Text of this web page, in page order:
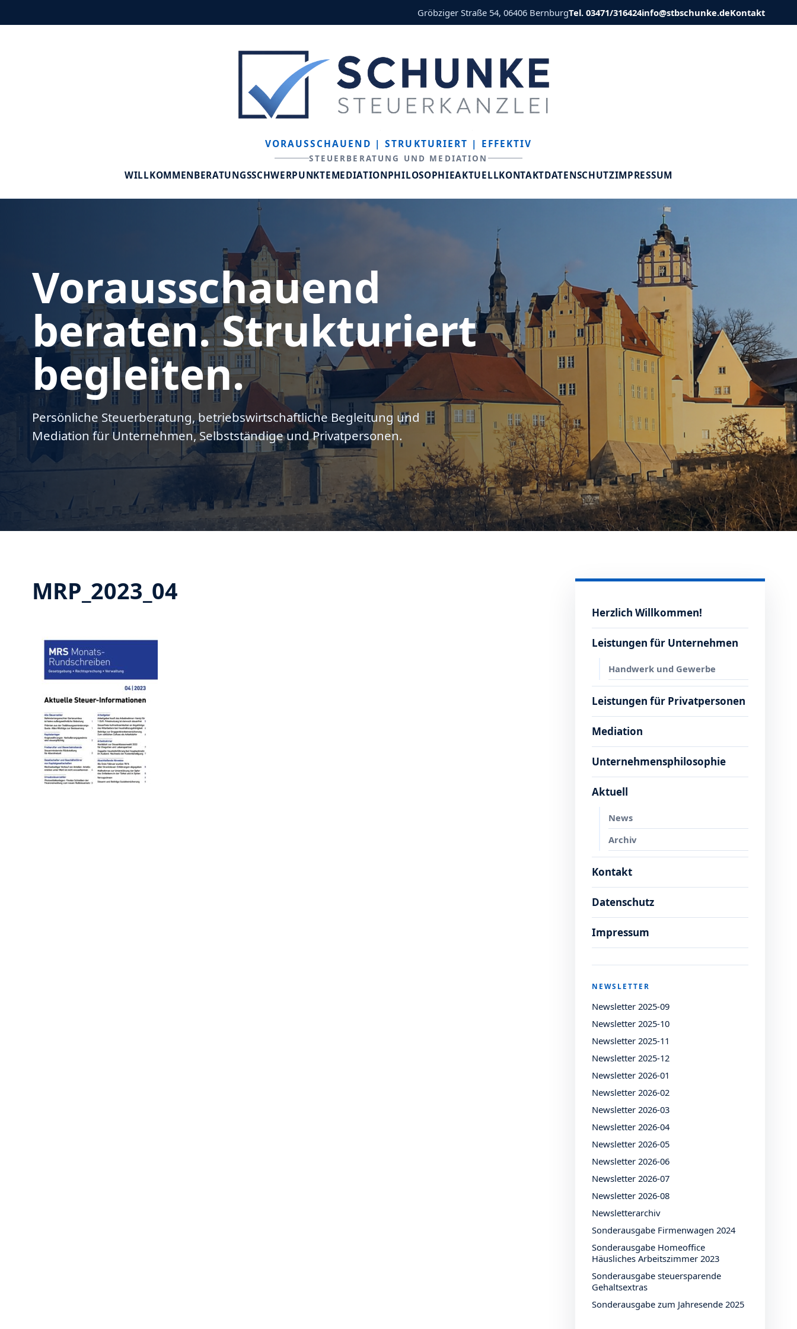
Gröbziger Straße 54, 06406 BernburgTel. 03471/316424info@stbschunke.deKontakt
VORAUSSCHAUEND | STRUKTURIERT | EFFEKTIV
STEUERBERATUNG UND MEDIATION
WILLKOMMENBERATUNGSSCHWERPUNKTEMEDIATIONPHILOSOPHIEAKTUELLKONTAKTDATENSCHUTZIMPRESSUM
Vorausschauend
beraten. Strukturiert
begleiten.
Persönliche Steuerberatung, betriebswirtschaftliche Begleitung und
Mediation für Unternehmen, Selbstständige und Privatpersonen.
MRP_2023_04
Herzlich Willkommen!
Leistungen für Unternehmen
Handwerk und Gewerbe
Leistungen für Privatpersonen
Mediation
Unternehmensphilosophie
Aktuell
News
Archiv
Kontakt
Datenschutz
Impressum
NEWSLETTER
Newsletter 2025-09
Newsletter 2025-10
Newsletter 2025-11
Newsletter 2025-12
Newsletter 2026-01
Newsletter 2026-02
Newsletter 2026-03
Newsletter 2026-04
Newsletter 2026-05
Newsletter 2026-06
Newsletter 2026-07
Newsletter 2026-08
Newsletterarchiv
Sonderausgabe Firmenwagen 2024
Sonderausgabe Homeoffice
Häusliches Arbeitszimmer 2023
Sonderausgabe steuersparende
Gehaltsextras
Sonderausgabe zum Jahresende 2025